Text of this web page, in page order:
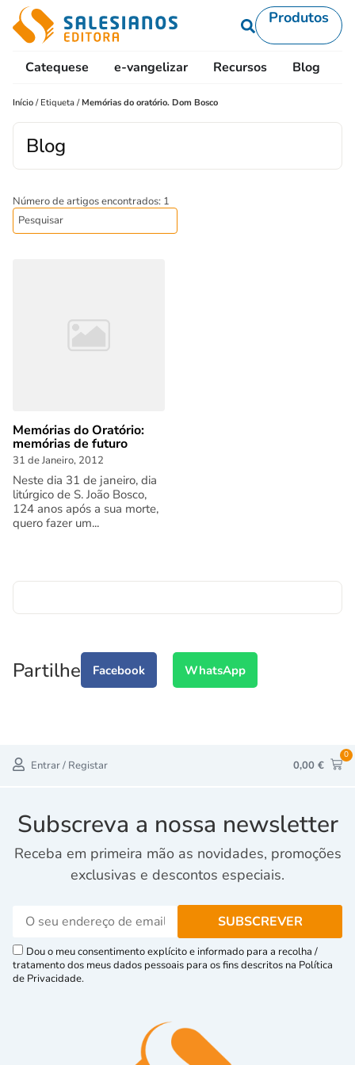
Produtos
Catequese e-vangelizar Recursos Blog
Início / Etiqueta / Memórias do oratório. Dom Bosco
Blog
Número de artigos encontrados: 1
Memórias do Oratório:
memórias de futuro
31 de Janeiro, 2012
Neste dia 31 de janeiro, dia
litúrgico de S. João Bosco,
124 anos após a sua morte,
quero fazer um...
Partilhe Facebook WhatsApp
Entrar / Registar 0,00 €
0
Subscreva a nossa newsletter
Receba em primeira mão as novidades, promoções
exclusivas e descontos especiais.
Dou o meu consentimento explícito e informado para a recolha /
tratamento dos meus dados pessoais para os fins descritos na Política
de Privacidade.